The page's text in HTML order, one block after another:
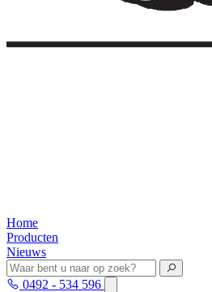
Home
Producten
Nieuws
0492 - 534 596